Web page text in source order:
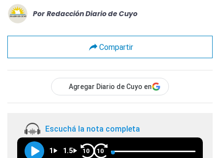
Por Redacción Diario de Cuyo
Compartir
Agregar Diario de Cuyo en
Escuchá la nota completa
1 1.5 10 10